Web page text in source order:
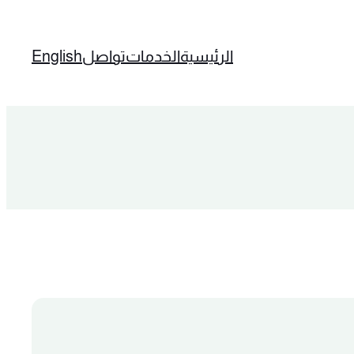
الرئيسيةالخدماتتواصلEnglish